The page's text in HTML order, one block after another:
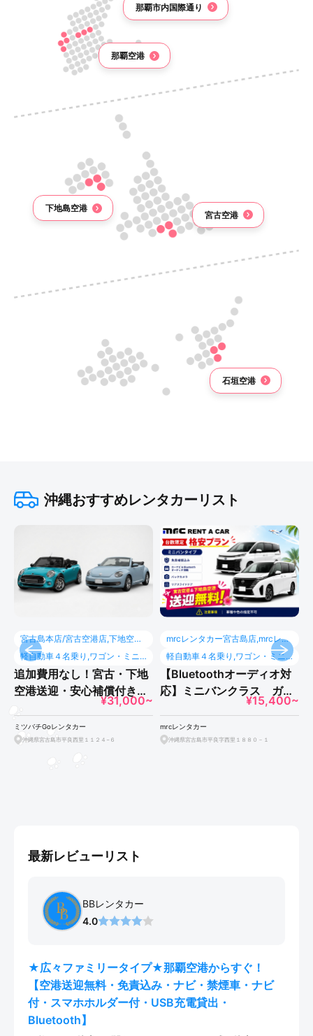
那覇市内国際通り
那覇空港
下地島空港
宮古空港
石垣空港
沖縄おすすめレンタカーリスト
宮古島本店/宮古空港店,下地空港
送迎
軽自動車４名乗り,ワゴン・ミニ
バン7〜8名乗り,中型・SUV,バイ
ク,キャンピングカー6名乗り/7名
乗り
追加費用なし！宮古・下地
空港送迎・安心補償付き✨
オープンカーで快適ドライ
ブ♪
¥31,000~
ミツバチGoレンタカー
沖縄県宮古島市平良西里１１２４−６
mrcレンタカー宮古島店,mrcレン
タカー下地島空港店
軽自動車４名乗り,ワゴン・ミニ
バン7〜8名乗り,中型・SUV,バイ
ク,キャンピングカー6名乗り/7名
乗り
【Bluetoothオーディオ対
応】ミニバンクラス ガソ
リン満タン不要 安心の保
険・補償フルカバープラ
ン 宮古空港・下地島空港
¥15,400~
mrcレンタカー
沖縄県宮古島市平良字西里１８８０－１
最新レビューリスト
BBレンタカー
4.0
★広々ファミリータイプ★那覇空港からすぐ！
【空港送迎無料・免責込み・ナビ・禁煙車・ナビ
付・スマホホルダー付・USB充電貸出・
Bluetooth】